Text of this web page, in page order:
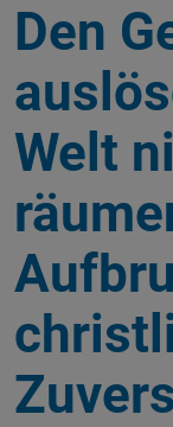
Den
Welt